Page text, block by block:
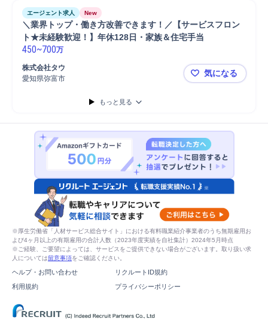
エージェント求人 New
＼業界トップ・働き方改善できます！／【サービスフロン
ト★未経験歓迎！】年休128日・家族＆住宅手当
450~700万
株式会社タウ
愛知県弥富市
＼業界トッ
気になる
もっと見る
※厚生労働省「人材サービス総合サイト」における有料職業紹介事業者のうち無期雇用お
よび4ヶ月以上の有期雇用の合計人数（2023年度実績を自社集計）2024年5月時点
※ご経験、ご要望によっては、サービスをご提供できない場合がございます。取り扱い求
人については留意事項をご確認ください。
ヘルプ・お問い合わせ
リクルートID規約
利用規約
プライバシーポリシー